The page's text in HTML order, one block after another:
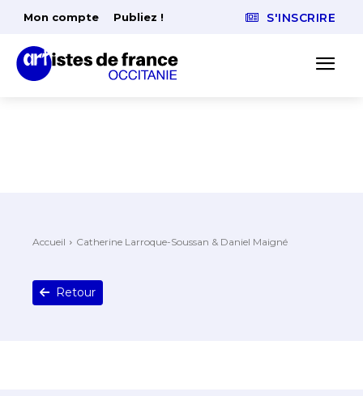
Mon compte Publiez ! S'INSCRIRE
Accueil Catherine Larroque-Soussan & Daniel Maigné
Retour